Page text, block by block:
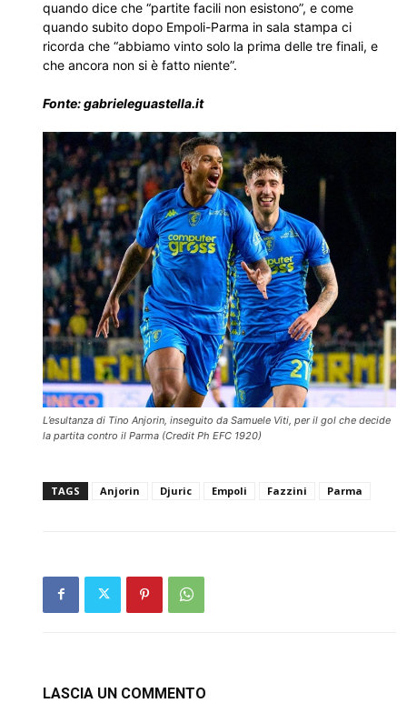
quando dice che “partite facili non esistono”, e come
quando subito dopo Empoli-Parma in sala stampa ci
ricorda che “abbiamo vinto solo la prima delle tre finali, e
che ancora non si è fatto niente”.
Fonte: gabrieleguastella.it
L’esultanza di Tino Anjorin, inseguito da Samuele Viti, per il gol che decide
la partita contro il Parma (Credit Ph EFC 1920)
TAGS Anjorin Djuric Empoli Fazzini Parma
LASCIA UN COMMENTO